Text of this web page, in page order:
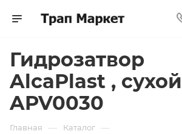
Гидрозатвор
AlcaPlast , сухой
APV0030
Главная — Каталог —